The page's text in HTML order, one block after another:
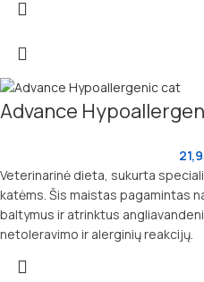
Advance
Veterinarinė dieta, sukurta
katėms. Šis maistas pagamintas
baltymus ir atrinktus
netoleravimo ir alerginių reakcijų.